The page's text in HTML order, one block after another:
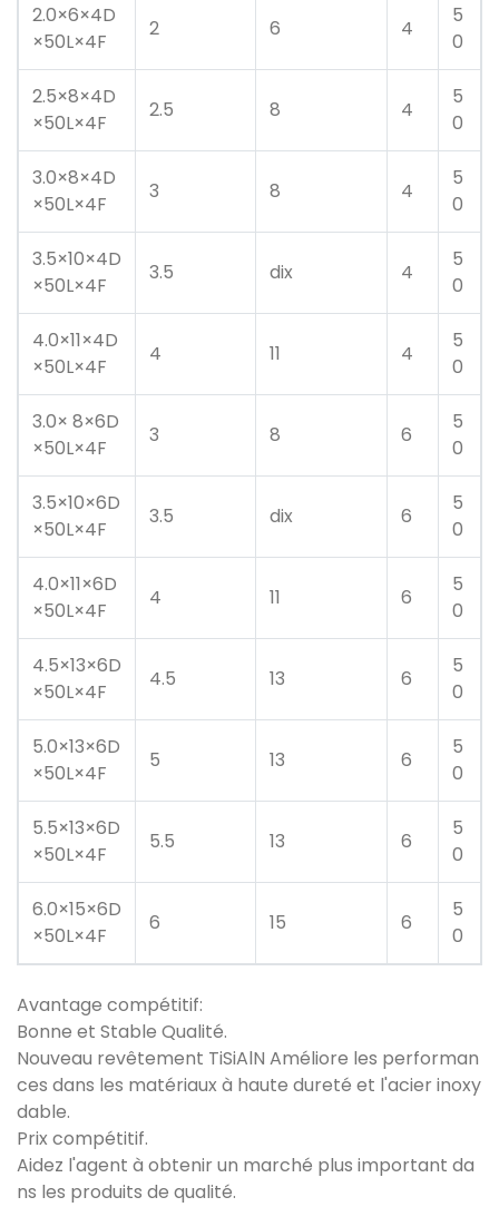
2.0×6×4D
×50L×4F
2 6 4
5
0
2.5×8×4D
×50L×4F
2.5 8 4
5
0
3.0×8×4D
×50L×4F
3 8 4
5
0
3.5×10×4D
×50L×4F
3.5 dix 4
5
0
4.0×11×4D
×50L×4F
4 11 4
5
0
3.0× 8×6D
×50L×4F
3 8 6
5
0
3.5×10×6D
×50L×4F
3.5 dix 6
5
0
4.0×11×6D
×50L×4F
4 11 6
5
0
4.5×13×6D
×50L×4F
4.5 13 6
5
0
5.0×13×6D
×50L×4F
5 13 6
5
0
5.5×13×6D
×50L×4F
5.5 13 6
5
0
6.0×15×6D
×50L×4F
6 15 6
5
0
Avantage compétitif:
Bonne et Stable Qualité.
Nouveau revêtement TiSiAlN Améliore les performan
ces dans les matériaux à haute dureté et l'acier inoxy
dable.
Prix ​​compétitif.
Aidez l'agent à obtenir un marché plus important da
ns les produits de qualité.